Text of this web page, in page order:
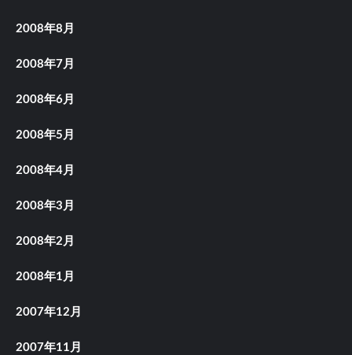
2008年8月
2008年7月
2008年6月
2008年5月
2008年4月
2008年3月
2008年2月
2008年1月
2007年12月
2007年11月